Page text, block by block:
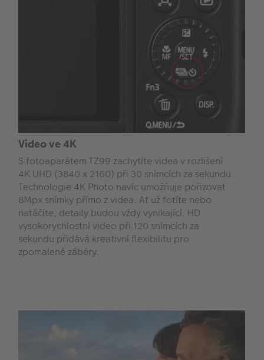
Video ve 4K
S fotoaparátem TZ99 zachytíte videa v rozlišení
4K UHD (3840 x 2160) při 30 snímcích za sekundu.
Technologie 4K Photo navíc umožňuje pořizovat
8Mpx snímky přímo z videa. Ať už fotíte nebo
natáčíte, detaily budou vždy vynikající. HD
vysokorychlostní video při 120 snímcích za
sekundu přidává kreativní flexibilitu pro
zpomalené záběry.